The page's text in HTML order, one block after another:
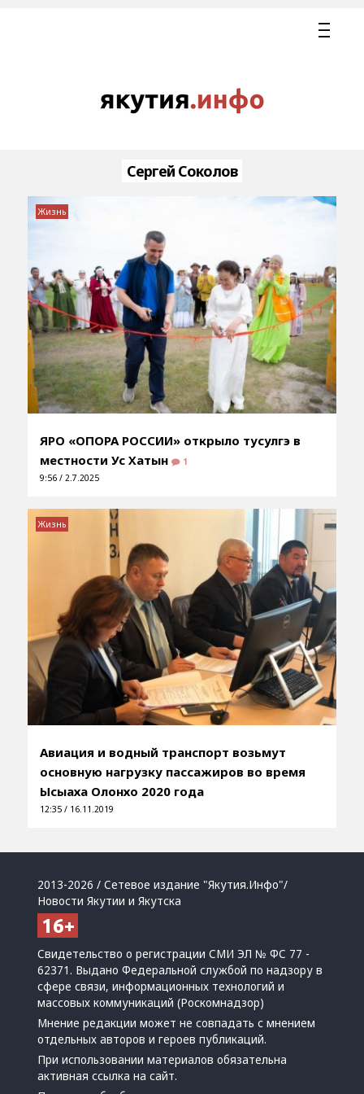
Сергей Соколов
ЯРО «ОПОРА РОССИИ» открыло тусулгэ в
местности Ус Хатын
1
9:56 / 2.7.2025
Жизнь
Авиация и водный транспорт возьмут
основную нагрузку пассажиров во время
Ысыаха Олонхо 2020 года
12:35 / 16.11.2019
Жизнь
2013-2026 / Сетевое издание "Якутия.Инфо"/
Новости Якутии и Якутска
Свидетельство о регистрации СМИ ЭЛ № ФС 77 -
62371. Выдано Федеральной службой по надзору в
сфере связи, информационных технологий и
массовых коммуникаций (Роскомнадзор)
Мнение редакции может не совпадать с мнением
отдельных авторов и героев публикаций.
При использовании материалов обязательна
активная ссылка на сайт.